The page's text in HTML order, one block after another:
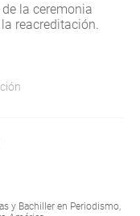
la ceremonia
reacreditación.
y Bachiller en Periodismo,